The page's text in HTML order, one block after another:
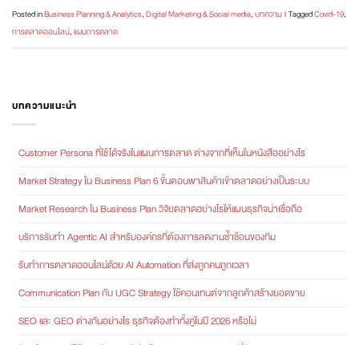
Posted inBusiness Planning & Analytics,Digital Marketing & Social media,บทความ|TaggedCovid-19,
การตลาดออนไลน์,แผนการตลาด
บทความแนะนำ
Customer Persona ที่ใช้ได้จริงในแผนการตลาด ต่างจากที่เห็นในหนังสืออย่างไร
Market Strategy ใน Business Plan 6 ขั้นตอนพาสินค้าเข้าตลาดอย่างเป็นระบบ
Market Research ใน Business Plan วิจัยตลาดอย่างไรให้แผนธุรกิจน่าเชื่อถือ
บริการรับทำ Agentic AI สำหรับองค์กรที่ต้องการลดงานซ้ำซ้อนของทีม
รับทำการตลาดออนไลน์ด้วย AI Automation ที่ส่งถูกคนถูกเวลา
Communication Plan กับ UGC Strategy ใช้คอนเทนต์จากลูกค้าสร้างยอดขาย
SEO และ GEO ต่างกันอย่างไร ธุรกิจต้องทำทั้งคู่ในปี 2026 หรือไม่